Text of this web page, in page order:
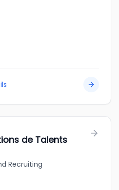
de Talents
Recruiting